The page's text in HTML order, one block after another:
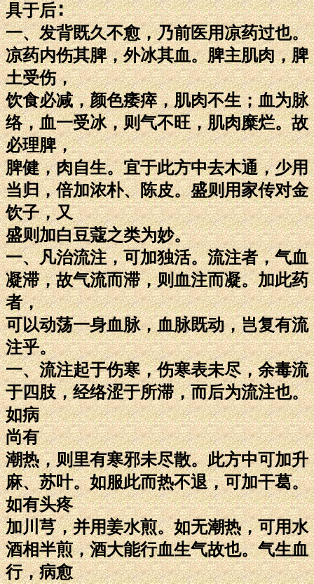
具于后∶
一、发背既久不愈，乃前医用凉药过也。
凉药内伤其脾，外冰其血。脾主肌肉，脾
土受伤，
饮食必减，颜色痿瘁，肌肉不生；血为脉
络，血一受冰，则气不旺，肌肉糜烂。故
必理脾，
脾健，肉自生。宜于此方中去木通，少用
当归，倍加浓朴、陈皮。盛则用家传对金
饮子，又
盛则加白豆蔻之类为妙。
一、凡治流注，可加独活。流注者，气血
凝滞，故气流而滞，则血注而凝。加此药
者，
可以动荡一身血脉，血脉既动，岂复有流
注乎。
一、流注起于伤寒，伤寒表未尽，余毒流
于四肢，经络涩于所滞，而后为流注也。
如病
尚有
潮热，则里有寒邪未尽散。此方中可加升
麻、苏叶。如服此而热不退，可加干葛。
如有头疼
加川芎，并用姜水煎。如无潮热，可用水
酒相半煎，酒大能行血生气故也。气生血
行，病愈